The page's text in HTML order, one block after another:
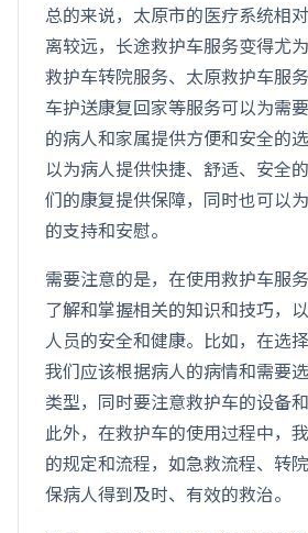
总的来说，太原市的医疗系统相
离较远，长途救护车服务变得尤
救护车转院服务、太原救护车服
车护送康复回家等服务可以为需
的病人和家属提供方便和安全的
以为病人提供快捷、舒适、安全
们的康复提供保障，同时也可以
的支持和安慰。
需要注意的是，在使用救护车服
了解和掌握相关的知识和技巧，
人员的安全和健康。比如，在选
我们应该根据病人的病情和需要
类型，同时要注意救护车的设备
此外，在救护车的使用过程中，
的规定和流程，如急救流程、转
保病人得到及时、有效的救治。